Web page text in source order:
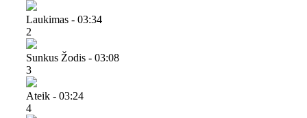
Laukimas - 03:34
2
Sunkus Žodis - 03:08
3
Ateik - 03:24
4